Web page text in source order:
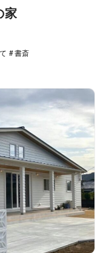
家
書斎